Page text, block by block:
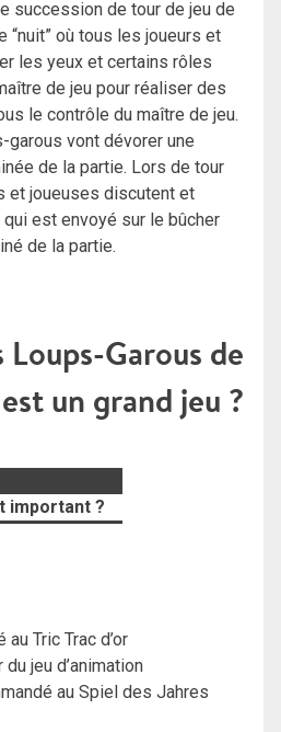
succession de tour de jeu de
où tous les joueurs et
les yeux et certains rôles
de jeu pour réaliser des
le contrôle du maître de jeu.
garous vont dévorer une
de la partie. Lors de tour
et joueuses discutent et
est envoyé sur le bûcher
de la partie.
Loups-Garous de
un grand jeu ?
important ?
Tric Trac d’or
du jeu d’animation
au Spiel des Jahres